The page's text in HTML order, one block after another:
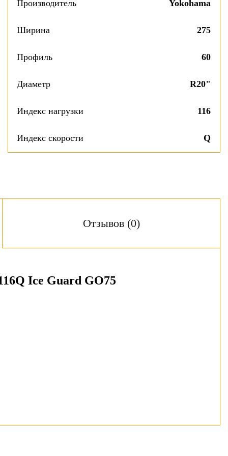
Производитель Yokohama
Ширина 275
Профиль 60
Диаметр R20"
Индекс нагрузки 116
Индекс скорости Q
Отзывов (0)
Ice Guard GO75